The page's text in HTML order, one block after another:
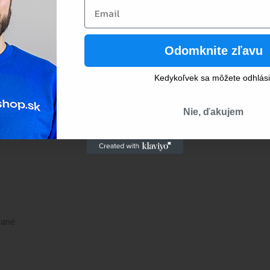
obale, ktorý je jednoduchý na otvorenie a umožňuje
zásob.
Email
Odomknite zľavu
Kedykoľvek sa môžete
Nie, ďakujem